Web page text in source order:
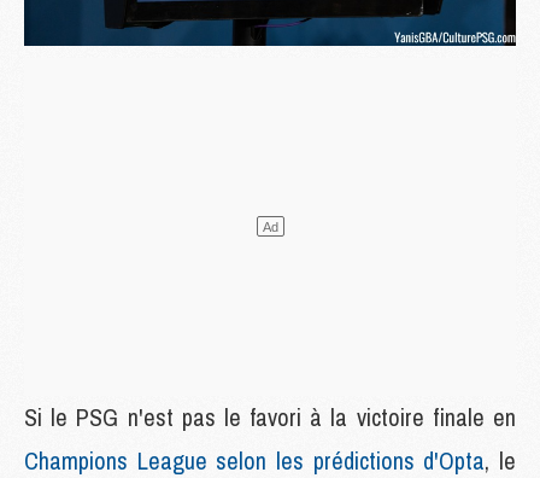
Si le PSG n'est pas le favori à la victoire finale en
Champions League selon les prédictions d'Opta, le